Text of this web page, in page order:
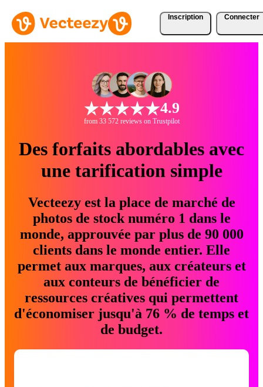
Inscription Connecter
4.9
from 33 572 reviews on Trustpilot
Des forfaits abordables avec
une tarification simple
Vecteezy est la place de marché de
photos de stock numéro 1 dans le
monde, approuvée par plus de 90 000
clients dans le monde entier. Elle
permet aux marques, aux créateurs et
aux conteurs de bénéficier de
ressources créatives qui permettent
d'économiser jusqu'à 76 % de temps et
de budget.